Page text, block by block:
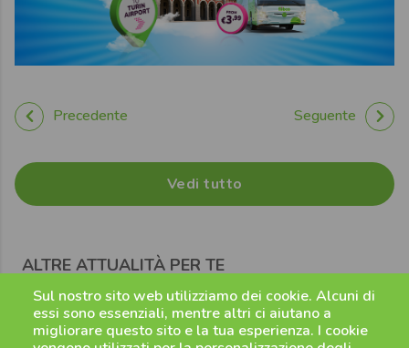
Sul nostro sito web utilizziamo dei cookie. Alcuni di
essi sono essenziali, mentre altri ci aiutano a
migliorare questo sito e la tua esperienza. I cookie
Precedente Seguente
Vedi tutto
ALTRE ATTUALITÀ PER TE